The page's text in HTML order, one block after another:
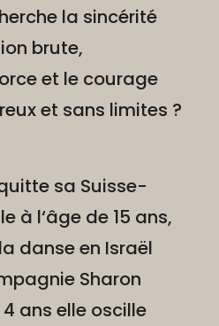
la sincérité
brute,
et le courage
et sans limites ?
sa Suisse-
à l‘âge de 15 ans,
danse en Israël
Sharon
ans elle oscille